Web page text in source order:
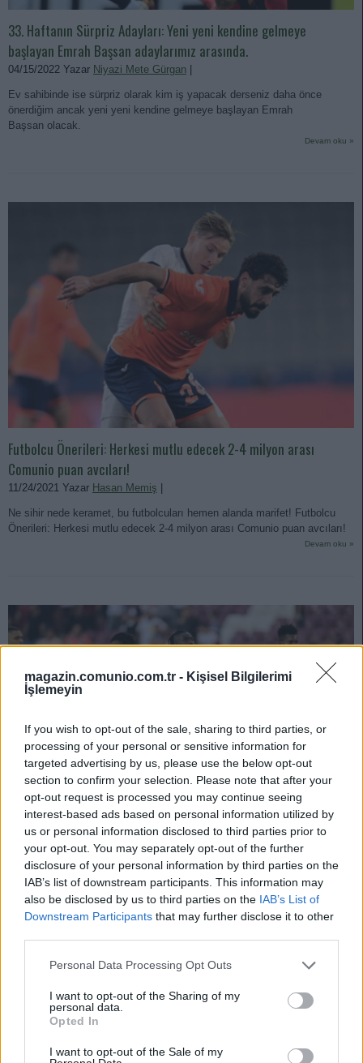
magazin.comunio.com.tr - Kişisel Bilgilerimi
İşlemeyin
If you wish to opt-out of the sale, sharing to third parties, or
processing of your personal or sensitive information for
targeted advertising by us, please use the below opt-out
section to confirm your selection. Please note that after your
opt-out request is processed you may continue seeing
interest-based ads based on personal information utilized by
us or personal information disclosed to third parties prior to
your opt-out. You may separately opt-out of the further
disclosure of your personal information by third parties on the
IAB’s list of downstream participants. This information may
also be disclosed by us to third parties on the IAB’s List of
Downstream Participants that may further disclose it to other
Please note that this website/app uses one or more Google
not limited to your visit or usage behaviour. You may click to
grant or deny consent to Google and its third-party tags to
use your data for below specified purposes in below Google
consent section.
Personal Data Processing Opt Outs
I want to opt-out of the Sharing of my
personal data.
Opted In
I want to opt-out of the Sale of my
33. Haftanın Sürpriz Adayları: Yeni yeni kendine gelmeye
başlayan Emrah Başsan adaylarımız arasında.
04/15/2022 Yazar Niyazi Mete Gürgan |
Ev sahibinde ise sürpriz olarak kim iş yapacak derseniz daha önce
önerdiğim ancak yeni yeni kendine gelmeye başlayan Emrah
Başsan olacak.
Devam oku »
Futbolcu Önerileri: Herkesi mutlu edecek 2-4 milyon arası
Comunio puan avcıları!
11/24/2021 Yazar Hasan Memiş |
Ne sihir nede keramet, bu futbolcuları hemen alanda marifet! Futbolcu
Önerileri: Herkesi mutlu edecek 2-4 milyon arası Comunio puan avcıları!
Devam oku »
11 Fark Yaratacak Futbolcular: Onun olmadığı her maçta problem
yaşadılar!
11/19/2021 YazarSefa Çayırlı |
Müthiş hücum hatlarının bence en olmazsa olmaz ismi Traore.